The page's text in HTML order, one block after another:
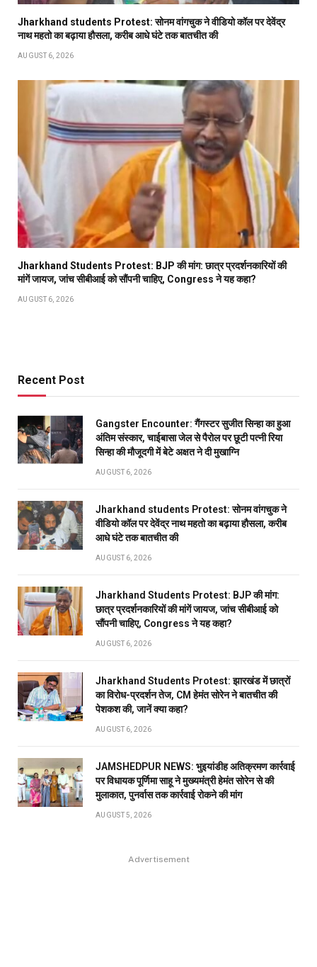
Jharkhand students Protest: सोनम वांगचुक ने वीडियो कॉल पर देवेंद्र
नाथ महतो का बढ़ाया हौसला, करीब आधे घंटे तक बातचीत की
AUGUST 6, 2026
Jharkhand Students Protest: BJP की मांग: छात्र प्रदर्शनकारियों की
मांगें जायज, जांच सीबीआई को सौंपनी चाहिए, Congress ने यह कहा?
AUGUST 6, 2026
Recent Post
Gangster Encounter: गैंगस्टर सुजीत सिन्हा का हुआ
अंतिम संस्कार, चाईबासा जेल से पैरोल पर छूटी पत्नी रिया
सिन्हा की मौजूदगी में बेटे अक्षत ने दी मुखाग्नि
AUGUST 6, 2026
Jharkhand students Protest: सोनम वांगचुक ने
वीडियो कॉल पर देवेंद्र नाथ महतो का बढ़ाया हौसला, करीब
आधे घंटे तक बातचीत की
AUGUST 6, 2026
Jharkhand Students Protest: BJP की मांग:
छात्र प्रदर्शनकारियों की मांगें जायज, जांच सीबीआई को
सौंपनी चाहिए, Congress ने यह कहा?
AUGUST 6, 2026
Jharkhand Students Protest: झारखंड में छात्रों
का विरोध-प्रदर्शन तेज, CM हेमंत सोरेन ने बातचीत की
पेशकश की, जानें क्या कहा?
AUGUST 6, 2026
JAMSHEDPUR NEWS: भुइयांडीह अतिक्रमण कार्रवाई
पर विधायक पूर्णिमा साहू ने मुख्यमंत्री हेमंत सोरेन से की
मुलाकात, पुनर्वास तक कार्रवाई रोकने की मांग
AUGUST 5, 2026
Advertisement